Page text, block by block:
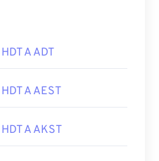
HDT A ADT
HDT A AEST
HDT A AKST